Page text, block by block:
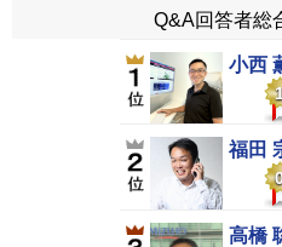
Q&A回答者総
小西
福田
高橋